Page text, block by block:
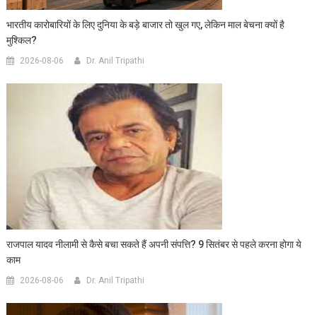
भारतीय कारोबारियों के लिए दुनिया के बड़े बाजार तो खुल गए, लेकिन माल बेचना क्यों है
मुश्किल?
2026-08-06 Dr. Anil Tripathi
राजपाल यादव नीलामी से कैसे बचा सकते हैं अपनी संपत्ति? 9 सितंबर से पहले करना होगा ये
काम
2026-08-06 Dr. Anil Tripathi